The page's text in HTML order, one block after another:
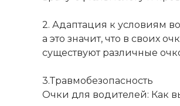
2. Адаптация к условиям
а это значит, что в своих
существуют различные
3.Травмобезопасность
Очки для водителей: Как